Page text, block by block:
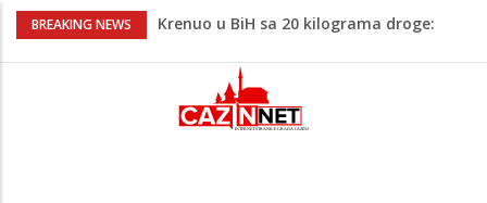
BREAKING NEWS
Krenuo u BiH sa 20 kilograma droge:
Juventus igra protiv Intera, Spaleti
razočarao navijače iz BiH
Užas: Uhapšen Italijan (45) kako